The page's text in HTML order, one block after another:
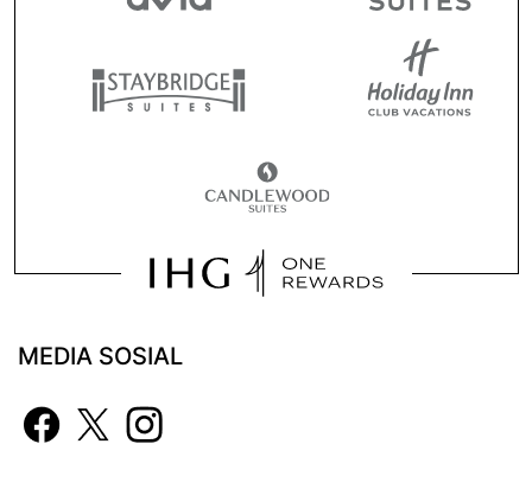
MEDIA SOSIAL